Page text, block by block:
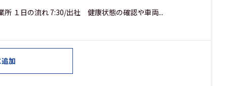
所 １日の流れ 7:30/出社 健康状態の確認や車両...
加